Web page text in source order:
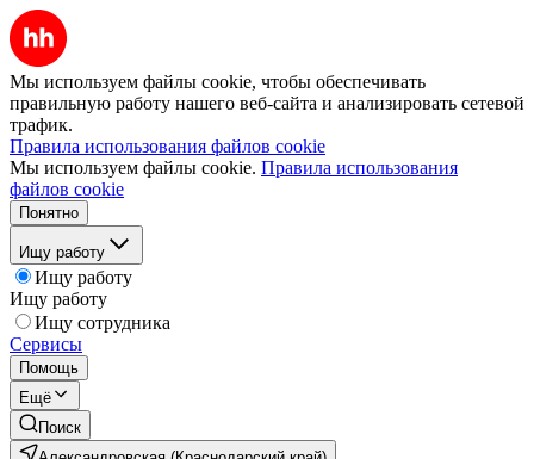
Мы используем файлы cookie, чтобы обеспечивать
правильную работу нашего веб-сайта и анализировать сетевой
трафик.
Правила использования файлов cookie
Мы используем файлы cookie. Правила использования
файлов cookie
Понятно
Ищу работу
Ищу работу
Ищу работу
Ищу сотрудника
Сервисы
Помощь
Ещё
Поиск